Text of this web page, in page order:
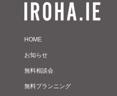
HOME
お知らせ
無料相談会
無料プランニング